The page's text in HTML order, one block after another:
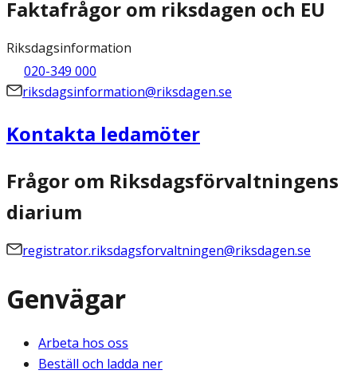
Faktafrågor om riksdagen och EU
Riksdagsinformation
020-349 000
riksdagsinformation@riksdagen.se
Kontakta ledamöter
Frågor om Riksdagsförvaltningens
diarium
registrator.riksdagsforvaltningen@riksdagen.se
Genvägar
Arbeta hos oss
Beställ och ladda ner